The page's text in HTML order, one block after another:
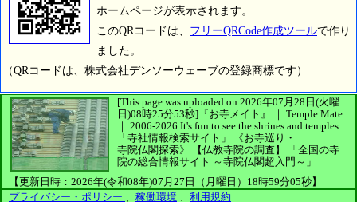
ホームページが表示されます。
このQRコードは、 フリーQRCode作成ツールで作り
ました。
（QRコードは、株式会社デンソーウェーブの登録商標です）
[This page was uploaded on 2026年07月28日(火曜
日)08時25分53秒] 『お寺メイト』 ｜ Temple Mate
｜ 2006-2026 It's fun to see the shrines and temples.
「寺社情報検索サイト」
《お寺巡り・
寺院仏閣探索》
【仏教寺院の調査】
「全国の寺
院の総合情報サイト ～寺院仏閣超入門～」
【更新日時：2026年(令和08年)07月27日（月曜日）18時59分05秒】
プライバシー・ポリシー
稼働環境 利用規約